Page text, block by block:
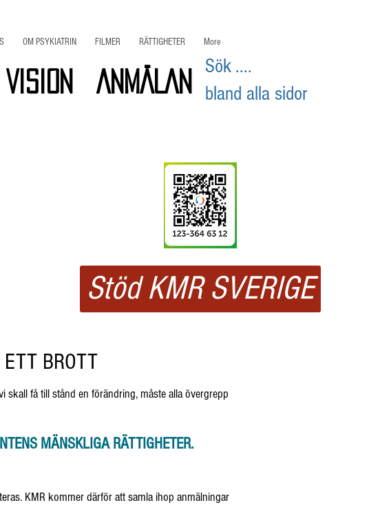
OM PSYKIATRIN FILMER RÄTTIGHETER More
ANMÄLAN
Sök ....
bland alla sidor
Stöd KMR SVERIGE
BROTT
skall få till stånd en förändring, måste alla övergrepp
MÄNSKLIGA RÄTTIGHETER.
KMR kommer därför att samla ihop anmälningar